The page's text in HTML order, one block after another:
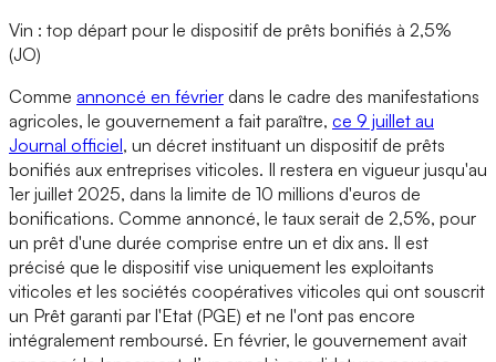
Vin : top départ pour le dispositif de prêts bonifiés à 2,5%
(JO)
Comme annoncé en février dans le cadre des manifestations
agricoles, le gouvernement a fait paraître, ce 9 juillet au
Journal officiel, un décret instituant un dispositif de prêts
bonifiés aux entreprises viticoles. Il restera en vigueur jusqu'au
1er juillet 2025, dans la limite de 10 millions d'euros de
bonifications. Comme annoncé, le taux serait de 2,5%, pour
un prêt d'une durée comprise entre un et dix ans. Il est
précisé que le dispositif vise uniquement les exploitants
viticoles et les sociétés coopératives viticoles qui ont souscrit
un Prêt garanti par l'Etat (PGE) et ne l'ont pas encore
intégralement remboursé. En février, le gouvernement avait